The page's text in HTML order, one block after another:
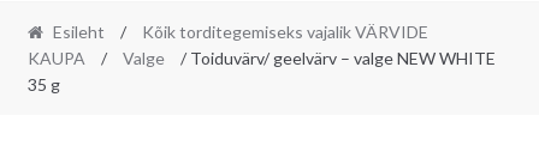
Esileht /
Kõik torditegemiseks vajalik VÄRVIDE
KAUPA
/ Valge
/ Toiduvärv/ geelvärv – valge NEW WHITE
35 g